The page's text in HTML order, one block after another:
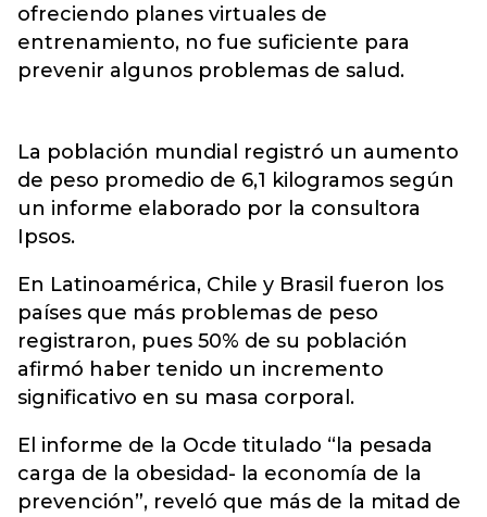
ofreciendo planes virtuales de
entrenamiento, no fue suficiente para
prevenir algunos problemas de salud.
La población mundial registró un aumento
de peso promedio de 6,1 kilogramos según
un informe elaborado por la consultora
Ipsos.
En Latinoamérica, Chile y Brasil fueron los
países que más problemas de peso
registraron, pues 50% de su población
afirmó haber tenido un incremento
significativo en su masa corporal.
El informe de la Ocde titulado “la pesada
carga de la obesidad- la economía de la
prevención”, reveló que más de la mitad de